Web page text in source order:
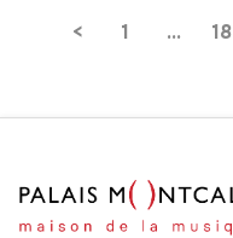
Pagination
1 … 18